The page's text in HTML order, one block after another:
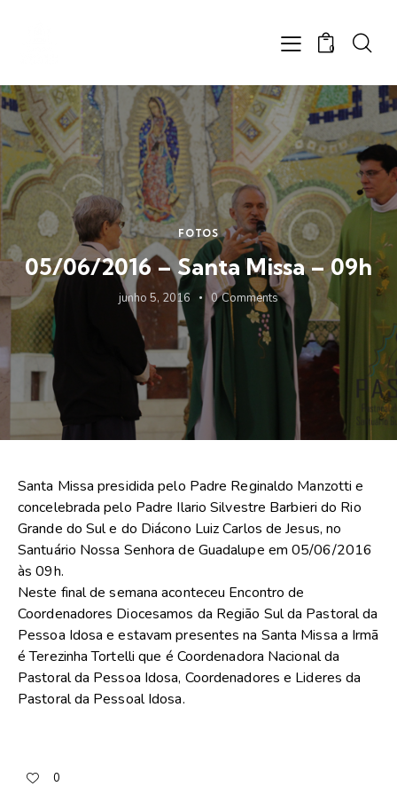
0
FOTOS
05/06/2016 – Santa Missa – 09h
junho 5, 2016 0 Comments
Santa Missa presidida pelo Padre Reginaldo Manzotti e
concelebrada pelo Padre Ilario Silvestre Barbieri do Rio
Grande do Sul e do Diácono Luiz Carlos de Jesus, no
Santuário Nossa Senhora de Guadalupe em 05/06/2016
às 09h.
Neste final de semana aconteceu Encontro de
Coordenadores Diocesamos da Região Sul da Pastoral da
Pessoa Idosa e estavam presentes na Santa Missa a Irmã
é Terezinha Tortelli que é Coordenadora Nacional da
Pastoral da Pessoa Idosa, Coordenadores e Lideres da
Pastoral da Pessoal Idosa.
0